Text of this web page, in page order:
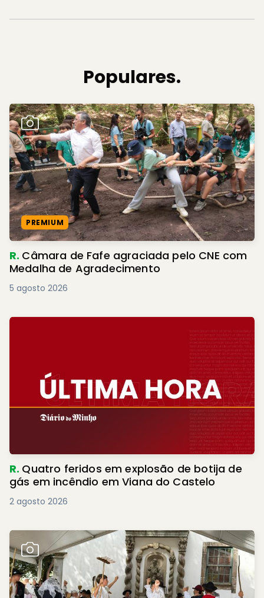
Populares.
PREMIUM
R. Câmara de Fafe agraciada pelo CNE com
Medalha de Agradecimento
5 agosto 2026
R. Quatro feridos em explosão de botija de
gás em incêndio em Viana do Castelo
2 agosto 2026